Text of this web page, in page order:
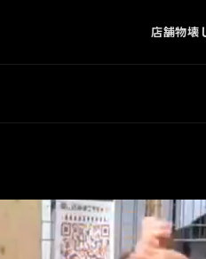
店舗物壊